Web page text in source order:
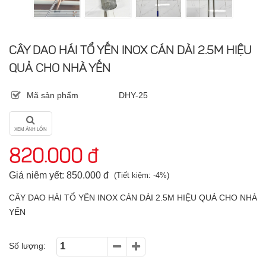
CÂY DAO HÁI TỔ YẾN INOX CÁN DÀI 2.5M HIỆU
QUẢ CHO NHÀ YẾN
Mã sản phẩm DHY-25
XEM ẢNH LỚN
820.000 đ
Giá niêm yết: 850.000 đ (Tiết kiệm: -4%)
CÂY DAO HÁI TỔ YẾN INOX CÁN DÀI 2.5M HIỆU QUẢ CHO NHÀ
YẾN
Số lượng: